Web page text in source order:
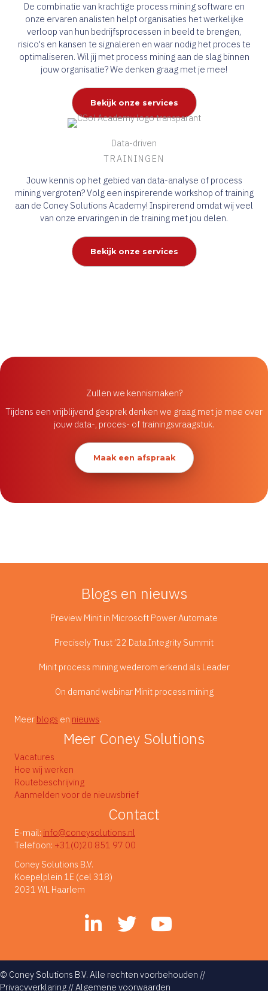
De combinatie van krachtige process mining software en
onze ervaren analisten helpt organisaties het werkelijke
verloop van hun bedrijfsprocessen in beeld te brengen,
risico's en kansen te signaleren en waar nodig het proces te
optimaliseren. Wil jij met process mining aan de slag binnen
jouw organisatie? We denken graag met je mee!
Bekijk onze services
Data-driven
TRAININGEN
Jouw kennis op het gebied van data-analyse of process
mining vergroten? Volg een inspirerende workshop of training
aan de Coney Solutions Academy! Inspirerend omdat wij veel
van onze ervaringen in de training met jou delen.
Bekijk onze services
Zullen we kennismaken?
Tijdens een vrijblijvend gesprek denken we graag met je mee over
jouw data-, proces- of trainingsvraagstuk.
Maak een afspraak
Blogs en nieuws
Preview Minit in Microsoft Power Automate
Precisely Trust ’22 Data Integrity Summit
Minit process mining wederom erkend als Leader
On demand webinar Minit process mining
Meer blogs en nieuws.
Meer Coney Solutions
Vacatures
Hoe wij werken
Routebeschrijving
Aanmelden voor de nieuwsbrief
Contact
E-mail: info@coneysolutions.nl
Telefoon: +31(0)20 851 97 00
Coney Solutions B.V.
Koepelplein 1E (cel 318)
2031 WL Haarlem
© Coney Solutions B.V. Alle rechten voorbehouden //
Privacyverklaring //Algemene voorwaarden